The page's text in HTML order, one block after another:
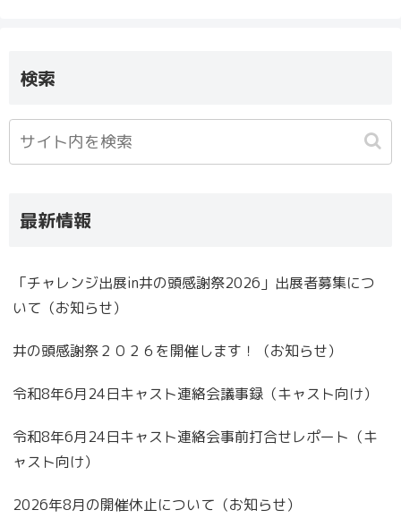
検索
最新情報
「チャレンジ出展in井の頭感謝祭2026」出展者募集につ
いて（お知らせ）
井の頭感謝祭２０２６を開催します！（お知らせ）
令和8年6月24日キャスト連絡会議事録（キャスト向け）
令和8年6月24日キャスト連絡会事前打合せレポート（キ
ャスト向け）
2026年8月の開催休止について（お知らせ）